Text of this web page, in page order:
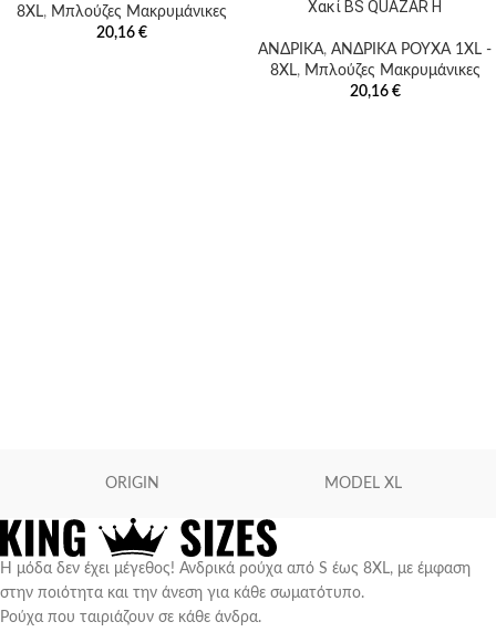
L
8XL, Μπλούζες Μακρυμάνικες
20,16 €
Χακί BS QUAZAR H
ΑΝΔΡΙΚΑ, ΑΝΔΡΙΚΑ ΡΟΥΧΑ 1XL -
8XL, Μπλούζες Μακρυμάνικες
20,16 €
ORIGIN MODEL XL
Η μόδα δεν έχει μέγεθος! Ανδρικά ρούχα από S έως 8XL, με έμφαση
στην ποιότητα και την άνεση για κάθε σωματότυπο.
Ρούχα που ταιριάζουν σε κάθε άνδρα.